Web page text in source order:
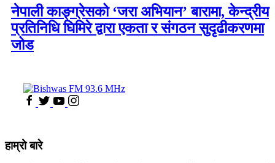
नेपाली काङ्ग्रेसको ‘जरा अभियान’ बारामा, केन्द्रीय
प्रतिनिधि घिमिरे द्वारा एकता र संगठन सुदृढीकरणमा
जोड
हाम्रो बारे